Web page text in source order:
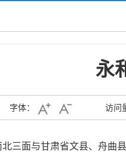
永
字体： 访问
三面与甘肃省文县、舟曲